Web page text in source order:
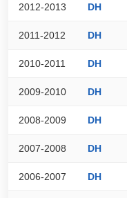
2012-2013 DH
2011-2012 DH
2010-2011 DH
2009-2010 DH
2008-2009 DH
2007-2008 DH
2006-2007 DH